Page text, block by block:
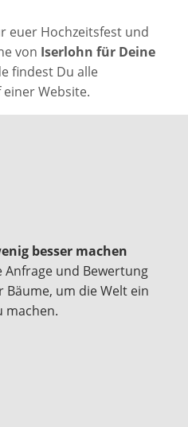
euer Hochzeitsfest und
von Iserlohn für Deine
findest Du alle
Website.
besser machen
und Bewertung
um die Welt ein
machen.